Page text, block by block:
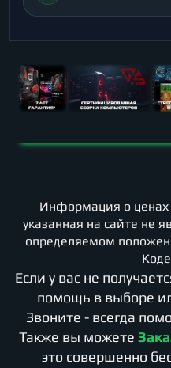
Информация о ценах
указанная на сайте не
определяемом
Если у вас не
помощь в выборе
Звоните - всегда
Также вы можете
это совершенно